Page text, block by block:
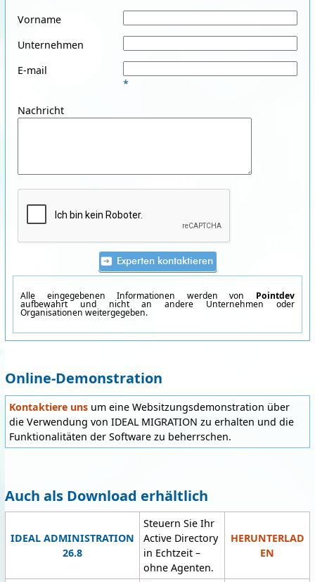
Vorname
Unternehmen
E-mail
*
Nachricht
Alle eingegebenen Informationen werden von Pointdev
aufbewahrt und nicht an andere Unternehmen oder
Organisationen weitergegeben.
Online-Demonstration
Kontaktiere uns um eine Websitzungsdemonstration über
die Verwendung von IDEAL MIGRATION zu erhalten und die
Funktionalitäten der Software zu beherrschen.
Auch als Download erhältlich
IDEAL ADMINISTRATION
26.8
Steuern Sie Ihr
Active Directory
in Echtzeit –
ohne Agenten.
HERUNTERLAD
EN